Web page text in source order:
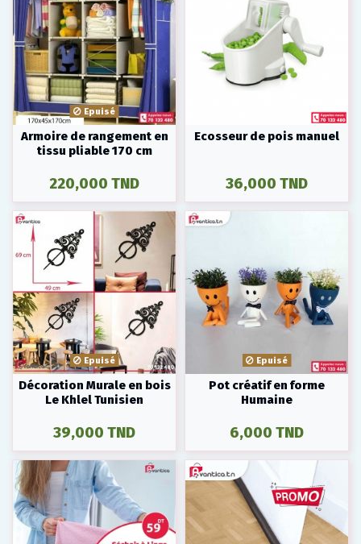
Epuisé
Armoire de rangement en
tissu pliable 170 cm
220,000 TND
Ecosseur de pois manuel
36,000 TND
Epuisé
Décoration Murale en bois
Le Khlel Tunisien
39,000 TND
Epuisé
Pot créatif en forme
Humaine
6,000 TND